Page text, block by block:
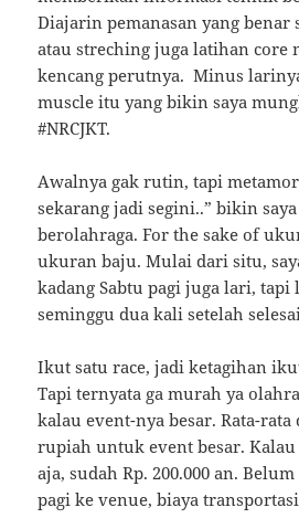
Diajarin pemanasan yang benar
atau streching juga latihan core
kencang perutnya. Minus
muscle itu yang bikin saya
#NRCJKT.
Awalnya gak rutin, tapi
sekarang jadi segini..” bikin
berolahraga. For the sake of
ukuran baju. Mulai dari situ,
kadang Sabtu pagi juga lari, tapi
seminggu dua kali setelah
Ikut satu race, jadi ketagihan
Tapi ternyata ga murah ya
kalau event-nya besar. Rata-rata
rupiah untuk event besar. Kalau
aja, sudah Rp. 200.000 an.
pagi ke venue, biaya